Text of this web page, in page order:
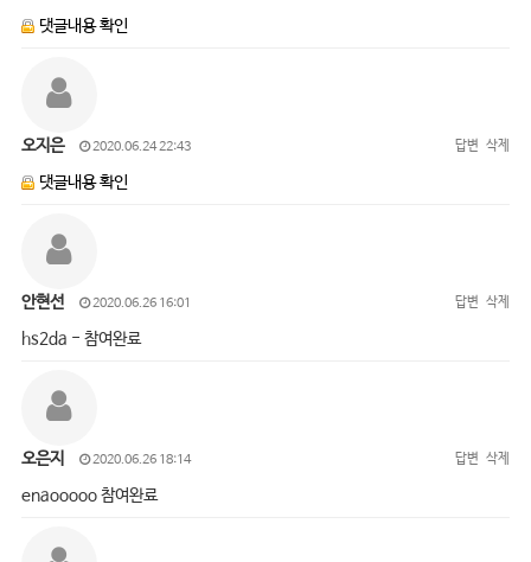
댓글내용 확인
오지은 2020.06.24 22:43 답변 삭제
댓글내용 확인
안현선 2020.06.26 16:01 답변 삭제
hs2da - 참여완료
오은지 2020.06.26 18:14 답변 삭제
enaooooo 참여완료